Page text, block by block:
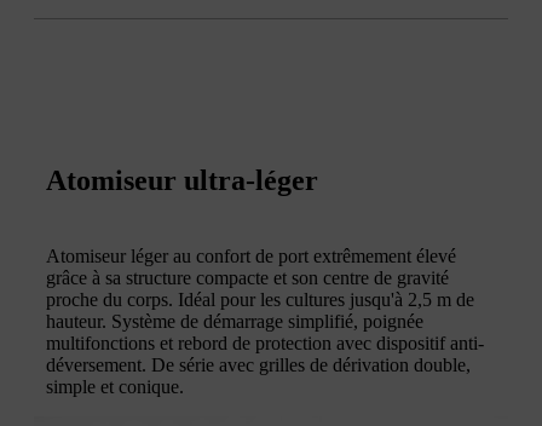
Atomiseur ultra-léger
Atomiseur léger au confort de port extrêmement élevé
grâce à sa structure compacte et son centre de gravité
proche du corps. Idéal pour les cultures jusqu'à 2,5 m de
hauteur. Système de démarrage simplifié, poignée
multifonctions et rebord de protection avec dispositif anti-
déversement. De série avec grilles de dérivation double,
simple et conique.